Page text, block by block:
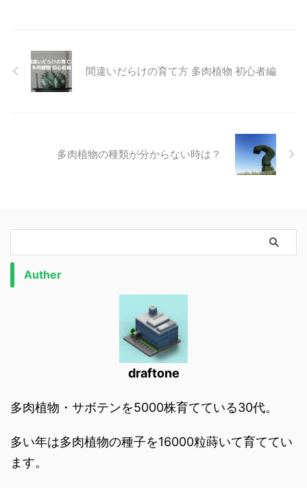
間違いだらけの育て方 多肉植物 初心者編
多肉植物の種類が分からない時は？
Auther
draftone
多肉植物・サボテンを5000株育てている30代。
多い年は多肉植物の種子を16000粒蒔いて育ててい
ます。